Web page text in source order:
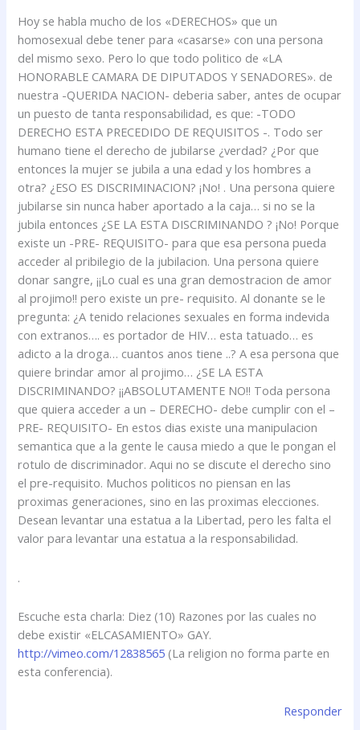
Hoy se habla mucho de los «DERECHOS» que un
homosexual debe tener para «casarse» con una persona
del mismo sexo. Pero lo que todo politico de «LA
HONORABLE CAMARA DE DIPUTADOS Y SENADORES». de
nuestra -QUERIDA NACION- deberia saber, antes de ocupar
un puesto de tanta responsabilidad, es que: -TODO
DERECHO ESTA PRECEDIDO DE REQUISITOS -. Todo ser
humano tiene el derecho de jubilarse ¿verdad? ¿Por que
entonces la mujer se jubila a una edad y los hombres a
otra? ¿ESO ES DISCRIMINACION? ¡No! . Una persona quiere
jubilarse sin nunca haber aportado a la caja… si no se la
jubila entonces ¿SE LA ESTA DISCRIMINANDO ? ¡No! Porque
existe un -PRE- REQUISITO- para que esa persona pueda
acceder al pribilegio de la jubilacion. Una persona quiere
donar sangre, ¡¡Lo cual es una gran demostracion de amor
al projimo!! pero existe un pre- requisito. Al donante se le
pregunta: ¿A tenido relaciones sexuales en forma indevida
con extranos…. es portador de HIV… esta tatuado… es
adicto a la droga… cuantos anos tiene ..? A esa persona que
quiere brindar amor al projimo… ¿SE LA ESTA
DISCRIMINANDO? ¡¡ABSOLUTAMENTE NO!! Toda persona
que quiera acceder a un – DERECHO- debe cumplir con el –
PRE- REQUISITO- En estos dias existe una manipulacion
semantica que a la gente le causa miedo a que le pongan el
rotulo de discriminador. Aqui no se discute el derecho sino
el pre-requisito. Muchos politicos no piensan en las
proximas generaciones, sino en las proximas elecciones.
Desean levantar una estatua a la Libertad, pero les falta el
valor para levantar una estatua a la responsabilidad.
.
Escuche esta charla: Diez (10) Razones por las cuales no
debe existir «ELCASAMIENTO» GAY.
http://vimeo.com/12838565 (La religion no forma parte en
esta conferencia).
Responder